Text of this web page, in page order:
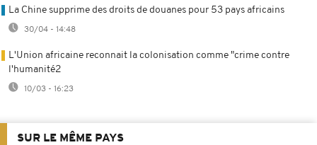
La Chine supprime des droits de douanes pour 53 pays africains
30/04 - 14:48
L'Union africaine reconnait la colonisation comme "crime contre
l'humanité2
10/03 - 16:23
SUR LE MÊME PAYS